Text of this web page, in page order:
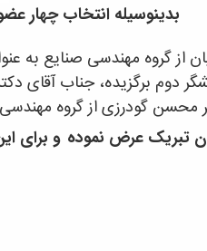
بدینوسیله انتخاب چهار
از گروه مهندسی صنایع به
دوم برگزیده، جناب آقای
محسن گودرزی از گروه
تبریک عرض نموده و برای